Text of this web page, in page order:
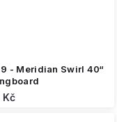
- Meridian Swirl 40“